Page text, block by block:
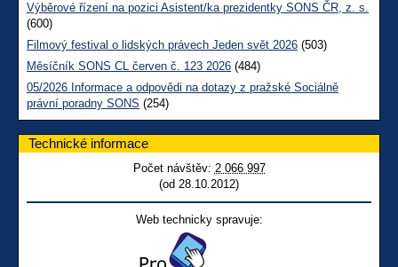
Výběrové řízení na pozici Asistent/ka prezidentky SONS ČR, z. s.
(600)
Filmový festival o lidských právech Jeden svět 2026 (503)
Měsíčník SONS CL červen č. 123 2026 (484)
05/2026 Informace a odpovědi na dotazy z pražské Sociálně
právní poradny SONS (254)
Technické informace
Počet návštěv: 2 066 997
(od 28.10.2012)
Web technicky spravuje: